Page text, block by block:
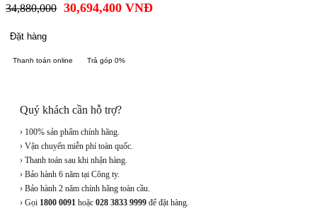
34,880,000 30,694,400 VNĐ
Đặt hàng
Thanh toán online Trả góp 0%
Quý khách cần hỗ trợ?
› 100% sản phẩm chính hãng.
› Vận chuyển miễn phí toàn quốc.
› Thanh toán sau khi nhận hàng.
› Bảo hành 6 năm tại Công ty.
› Bảo hành 2 năm chính hãng toàn cầu.
› Gọi 1800 0091 hoặc 028 3833 9999 để đặt hàng.